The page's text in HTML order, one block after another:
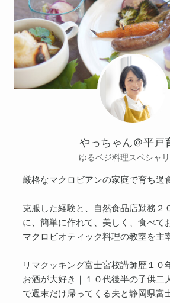
やっちゃん＠平戸
ゆるベジ料理スペシャ
厳格なマクロビアンの家庭で育ち過
克服した経験と、自然食品店勤務２
に、簡単に作れて、美しく、食べて
マクロビオティック料理の教室を主
リマクッキング富士宮校講師歴１０
お酒が大好き｜１０代後半の子供二
で週末だけ帰ってくる夫と静岡県富